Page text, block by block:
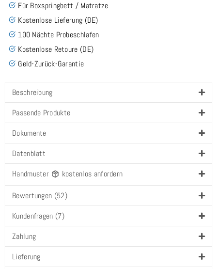
Für Boxspringbett / Matratze
Kostenlose Lieferung (DE)
100 Nächte Probeschlafen
Kostenlose Retoure (DE)
Geld-Zurück-Garantie
Beschreibung
Passende Produkte
Dokumente
Datenblatt
Handmuster kostenlos anfordern
Bewertungen (52)
Kundenfragen (7)
Zahlung
Lieferung